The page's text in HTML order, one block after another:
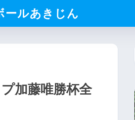
ールあきじん
加藤唯勝杯全